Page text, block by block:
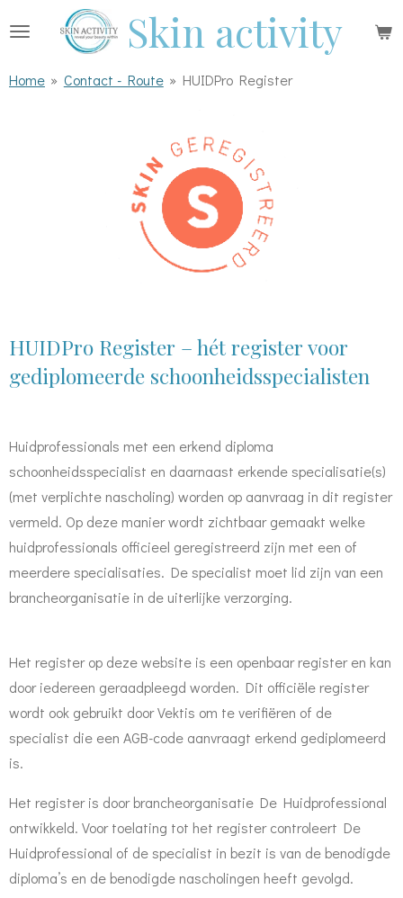
Skin activity
Home » Contact - Route » HUIDPro Register
HUIDPro Register – hét register voor
gediplomeerde schoonheidsspecialisten
Huidprofessionals met een erkend diploma
schoonheidsspecialist en daarnaast erkende specialisatie(s)
(met verplichte nascholing) worden op aanvraag in dit register
vermeld. Op deze manier wordt zichtbaar gemaakt welke
huidprofessionals officieel geregistreerd zijn met een of
meerdere specialisaties. De specialist moet lid zijn van een
brancheorganisatie in de uiterlijke verzorging.
Het register op deze website is een openbaar register en kan
door iedereen geraadpleegd worden. Dit officiële register
wordt ook gebruikt door Vektis om te verifiëren of de
specialist die een AGB-code aanvraagt erkend gediplomeerd
is.
Het register is door brancheorganisatie De Huidprofessional
ontwikkeld. Voor toelating tot het register controleert De
Huidprofessional of de specialist in bezit is van de benodigde
diploma’s en de benodigde nascholingen heeft gevolgd.